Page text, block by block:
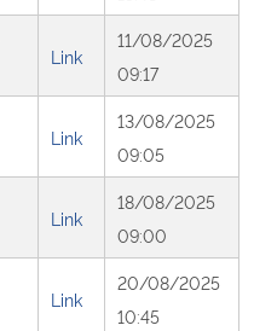
Link
11/08/2025
09:17
Link
13/08/2025
09:05
Link
18/08/2025
09:00
Link
20/08/2025
10:45